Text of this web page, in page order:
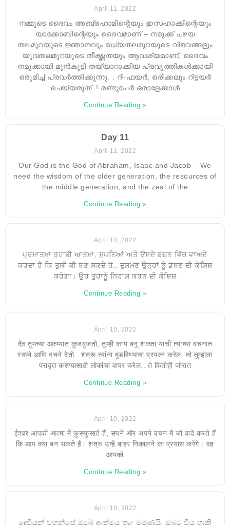
April 11, 2022
നമ്മുടെ ദൈവം അബ്രഹാമിന്റെയും ഇസഹാക്കിന്റെയും
യാക്കോബിന്റെയും ദൈവമാണ് – നമുക്ക് പഴയ
തലമുറയുടെ ജ്ഞാനവും മധ്യതലമുറയുടെ വിഭവങ്ങളും
യുവതലമുറയുടെ തീക്ഷ്ണതയും ആവശ്യമാണ്, ദൈവം
നമുക്കായി മുൻകൂട്ടി തയ്യാറാക്കിയ പ്രവൃത്തികൾക്കായി
ഒരുമിച്ച് പ്രവർത്തിക്കുന്നു. . റീ-ഫയർ, ഒരിക്കലും റിട്ടയർ
ചെയ്യരുത്..! രണ്ടുപേർ ഒരാളേക്കാൾ
Continue Reading »
Day 11
April 11, 2022
Our God is the God of Abraham, Isaac and Jacob – We
need the wisdom of the older generation, the resources of
the middle generation, and the zeal of the
Continue Reading »
April 10, 2022
ਪ੍ਰਮਾਤਮਾ ਤੁਹਾਡੀ ਆਤਮਾ, ਸੁਪਨਿਆਂ ਅਤੇ ਉਸਦੇ ਬਚਨ ਵਿੱਚ ਵਾਅਦੇ
ਕਰਦਾ ਹੈ ਕਿ ਤੁਸੀਂ ਕੀ ਬਣ ਸਕਦੇ ਹੋ.. ਦੁਸ਼ਮਣ ਉਨ੍ਹਾਂ ਨੂੰ ਡੋਬਣ ਦੀ ਕੋਸ਼ਿਸ਼
ਕਰੇਗਾ। ਉਹ ਤੁਹਾਨੂੰ ਨਿਰਾਸ਼ ਕਰਨ ਦੀ ਕੋਸ਼ਿਸ਼
Continue Reading »
April 10, 2022
देव तुमच्या आत्म्यात कुजबुजतो, तुम्ही काय बनू शकता याची त्याच्या वचनात
स्वप्ने आणि वचने देतो.. शत्रू त्यांना बुडविण्याचा प्रयत्न करेल. तो तुम्हाला
परावृत्त करण्यासाठी लोकांचा वापर करेल.. ते कितीही जोरात
Continue Reading »
April 10, 2022
ईश्वर आपकी आत्मा में फुसफुसाते हैं, सपने और अपने वचन में जो वादे करते हैं
कि आप क्या बन सकते हैं। शत्रु उन्हें बाहर निकालने का प्रयास करेंगे। वह
आपको
Continue Reading »
April 10, 2022
දෙවියන් වහන්සේ ඔබේ ආත්මය තුළ මුමුණයි, ඔබට විය හැකි